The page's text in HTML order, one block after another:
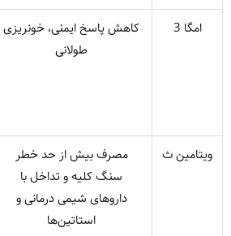
امگا 3
کاهش پاسخ ایمنی، خونریزی
طولانی
ویتامین ث
مصرف بیش از حد خطر
سنگ کلیه و تداخل با
داروهای شیمی درمانی و
استاتین‌ها